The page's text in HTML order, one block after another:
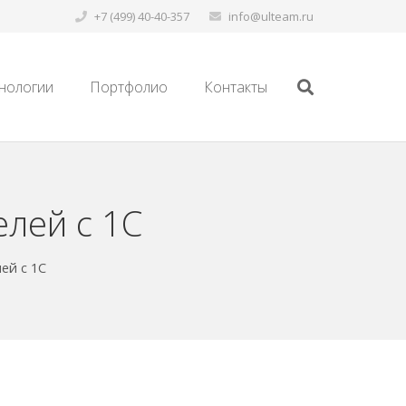
+7 (499) 40-40-357 info@ulteam.ru
Портфолио Контакты
с 1С
с 1С